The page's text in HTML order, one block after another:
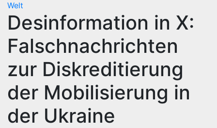
Welt
Desinformation in X:
Falschnachrichten
zur Diskreditierung
der Mobilisierung in
der Ukraine